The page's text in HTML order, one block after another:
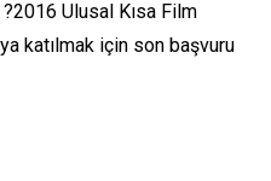
Ulusal Kısa Film
katılmak için son başvuru